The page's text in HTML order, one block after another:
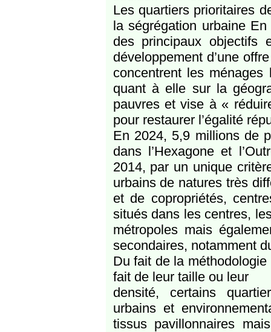
Les quartiers prioritaires
la ségrégation urbaine
des principaux
développement d’une
concentrent les
quant à elle sur la
pauvres et vise à «
pour restaurer l’égalité
En 2024, 5,9 millions de
dans l’Hexagone et
2014, par un unique
urbains de natures très
et de copropriétés,
situés dans les centres,
métropoles mais
secondaires, notamment
Du fait de la
fait de leur taille ou leur
densité, certains
urbains et
tissus pavillonnaires